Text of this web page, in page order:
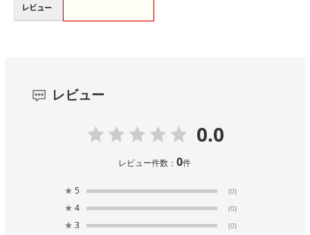
レビュー
レビュー
0.0
レビュー件数：0件
★ 5 (0)
★ 4 (0)
★ 3 (0)